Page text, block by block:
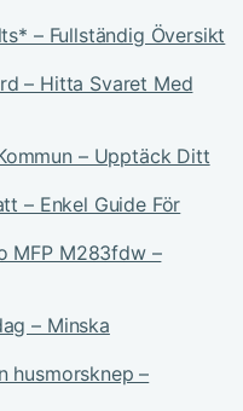
– Fullständig Översikt
– Hitta Svaret Med
– Upptäck Ditt
– Enkel Guide För
MFP M283fdw –
– Minska
husmorsknep –